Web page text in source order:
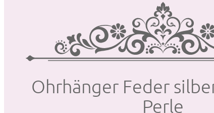
Ohr­hän­ger Feder
Perle